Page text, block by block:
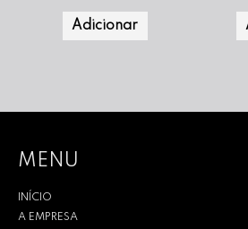
Adicionar
MENU
INÍCIO
A EMPRESA